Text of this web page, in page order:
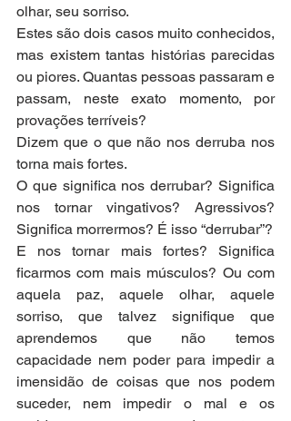
olhar, seu sorriso.
Estes são dois casos muito conhecidos,
mas existem tantas histórias parecidas
ou piores. Quantas pessoas passaram e
passam, neste exato momento, por
provações terríveis?
Dizem que o que não nos derruba nos
torna mais fortes.
O que significa nos derrubar? Significa
nos tornar vingativos? Agressivos?
Significa morrermos? É isso “derrubar”?
E nos tornar mais fortes? Significa
ficarmos com mais músculos? Ou com
aquela paz, aquele olhar, aquele
sorriso, que talvez signifique que
aprendemos que não temos
capacidade nem poder para impedir a
imensidão de coisas que nos podem
suceder, nem impedir o mal e os